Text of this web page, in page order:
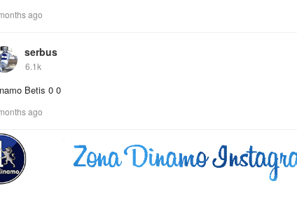
ago
serbus
6.1k
Betis 0 0
ago